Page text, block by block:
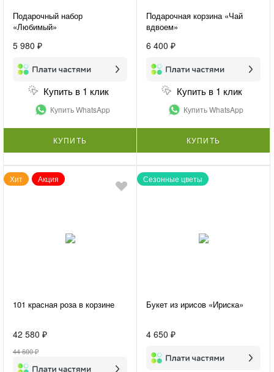
Подарочный набор
«Любимый»
5 980 ₽
Купить в 1 клик
Купить WhatsApp
КУПИТЬ
Подарочная корзина «Чай
вдвоем»
6 400 ₽
Купить в 1 клик
Купить WhatsApp
КУПИТЬ
Хит Акция
101 красная роза в корзине
42 580 ₽
44 600 ₽
Сезонные цветы
Букет из ирисов «Ириска»
4 650 ₽